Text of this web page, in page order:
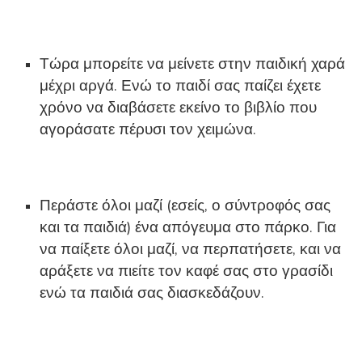
Τώρα μπορείτε να μείνετε στην παιδική χαρά
μέχρι αργά. Ενώ το παιδί σας παίζει έχετε
χρόνο να διαβάσετε εκείνο το βιβλίο που
αγοράσατε πέρυσι τον χειμώνα.
Περάστε όλοι μαζί (εσείς, ο σύντροφός σας
και τα παιδιά) ένα απόγευμα στο πάρκο. Για
να παίξετε όλοι μαζί, να περπατήσετε, και να
αράξετε να πιείτε τον καφέ σας στο γρασίδι
ενώ τα παιδιά σας διασκεδάζουν.